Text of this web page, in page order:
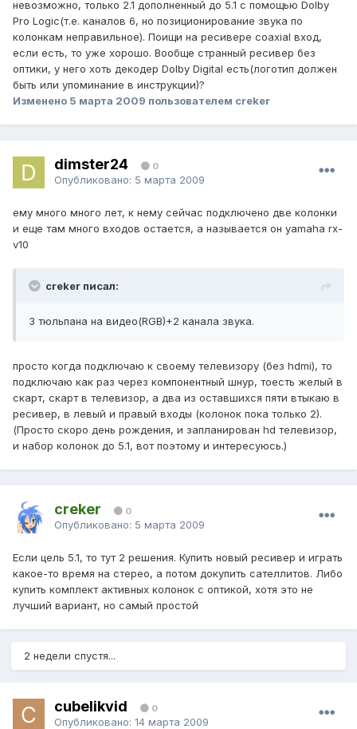
невозможно, только 2.1 дополненный до 5.1 с помощью Dolby
Pro Logic(т.е. каналов 6, но позиционирование звука по
колонкам неправильное). Поищи на ресивере coaxial вход,
если есть, то уже хорошо. Вообще странный ресивер без
оптики, у него хоть декодер Dolby Digital есть(логотип должен
быть или упоминание в инструкции)?
Изменено 5 марта 2009 пользователем creker
dimster24 0
Опубликовано: 5 марта 2009
ему много много лет, к нему сейчас подключено две колонки
и еще там много входов остается, а называется он yamaha rx-
v10
creker писал:
3 тюльпана на видео(RGB)+2 канала звука.
просто когда подключаю к своему телевизору (без hdmi), то
подключаю как раз через компонентный шнур, тоесть желый в
скарт, скарт в телевизор, а два из оставшихся пяти втыкаю в
ресивер, в левый и правый входы (колонок пока только 2).
(Просто скоро день рождения, и запланирован hd телевизор,
и набор колонок до 5.1, вот поэтому и интересуюсь.)
creker 0
Опубликовано: 5 марта 2009
Если цель 5.1, то тут 2 решения. Купить новый ресивер и играть
какое-то время на стерео, а потом докупить сателлитов. Либо
купить комплект активных колонок с оптикой, хотя это не
лучший вариант, но самый простой
2 недели спустя...
cubelikvid 0
Опубликовано: 14 марта 2009